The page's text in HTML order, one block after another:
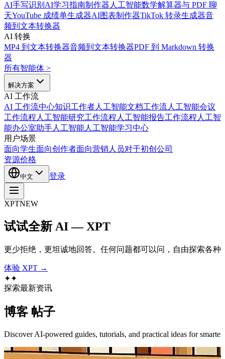
AI手写识别 AI学习指南制作器 人工智能数学解算器与 PDF 聊
天YouTube 成绩单生成器AI图表制作器TikTok 转录生成器音
频到文本转换器
AI 转换
MP4 到文本转换器音频到文本转换器PDF 到 Markdown 转换
器
所有智能体 >
解决方案
AI 工作流
AI 工作流中心知识工作者人工智能文档工作流人工智能会议
工作流程人工智能研究工作流程人工智能报告工作流程人工智
能办公室助手人工智能人工智能学习中心
用户场景
面向学生面向创作者面向营销人员对于初创公司
资源价格
中文 登录
XPTNEW
试试全新 AI — XPT
更少拒绝，更坦诚地回答。任何问题都可以问，自由探索各种
体验 XPT →
✦✦
探索最新资讯
博客 帖子
Discover AI-powered guides, tutorials, and practical ideas for